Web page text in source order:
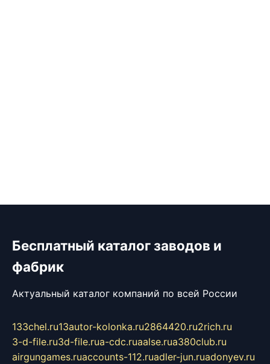
Бесплатный каталог заводов и
фабрик
Актуальный каталог компаний по всей России
133chel.ru13autor-kolonka.ru2864420.ru2rich.ru
3-d-file.ru3d-file.rua-cdc.ruaalse.rua380club.ru
airgungames.ruaccounts-112.ruadler-jun.ruadonyev.ru